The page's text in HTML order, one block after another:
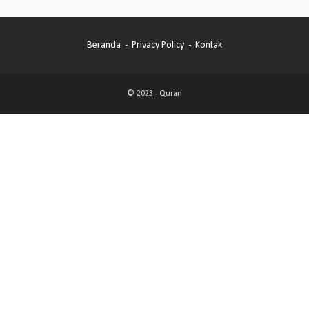
Beranda Privacy Policy Kontak
© 2023 - Quran